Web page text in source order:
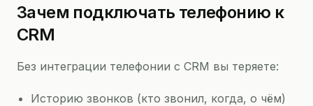
Зачем подключать телефонию к
CRM
Без интеграции телефонии с CRM вы теряете:
Историю звонков (кто звонил, когда, о чём)